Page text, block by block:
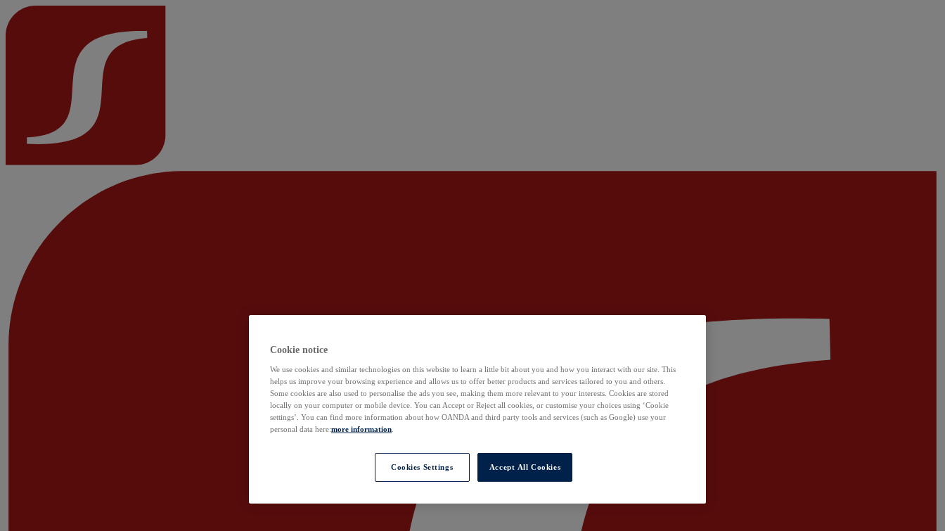
Cookie notice
We use cookies and similar technologies on this website to learn a little bit about you and how you interact with our site. This
helps us improve your browsing experience and allows us to offer better products and services tailored to you and others.
Some cookies are also used to personalise the ads you see, making them more relevant to your interests. Cookies are stored
locally on your computer or mobile device. You can Accept or Reject all cookies, or customise your choices using ‘Cookie
settings’. You can find more information about how OANDA and third party tools and services (such as Google) use your
personal data here:more information
Cookies Settings Accept All Cookies